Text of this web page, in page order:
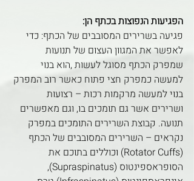
הפגיעות הנפוצות בכתף הן:
פגיעה בשרירים המסובבים של הכתף: כדי
לאפשר את המגוון העצום של תנועות
שמפרק הכתף מסוגל לעשות ,הוא בנוי
למעשה כמפרק חצי פתוח כאשר רוב המפרק
בנוי למעשה מרקמות רכות – רצועות
ושרירים אשר גם תומכים בו, וגם מאפשרים
תנועה. קבוצת השרירים התומכים במפרק
נקראים – השרירים המסובבים של הכתף
(Rotator Cuffs) וכוללים בתוכם את
הסופראספינטוס (Supraspinatus),